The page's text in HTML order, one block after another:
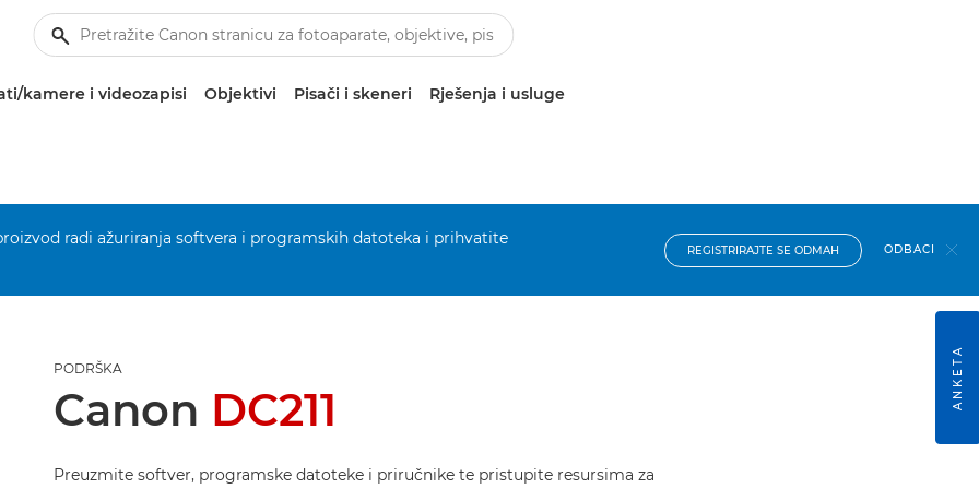
kamere i videozapisi Objektivi Pisači i skeneri Rješenja i usluge
radi ažuriranja softvera i programskih datoteka i prihvatite
REGISTRIRAJTE SE ODMAH ODBACI
PODRŠKA
Canon DC211
Preuzmite softver, programske datoteke i priručnike te pristupite resursima za
ANKETA